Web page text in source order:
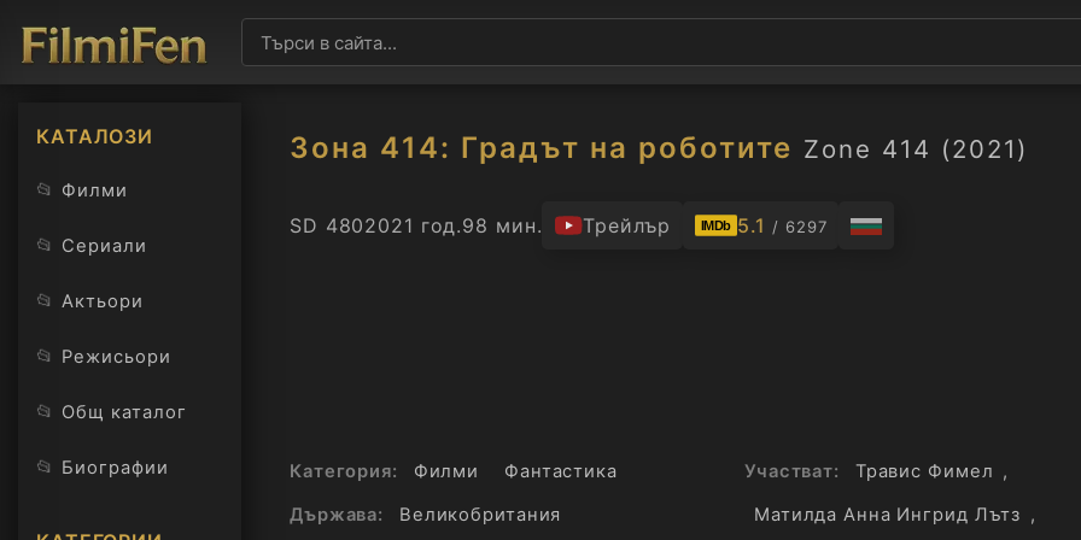
КАТАЛОЗИ
📂 Филми
📂 Сериали
📂 Актьори
📂 Режисьори
📂 Общ каталог
📂 Биографии
Зона 414: Градът на роботите Zone 414 (2021)
SD 4802021 год.98 мин. Трейлър IMDb 5.1 / 6297
Категория: Филми
Фантастика
Държава:
Великобритания
Участват: Травис Фимел ,
Матилда Анна Ингрид Лътз ,